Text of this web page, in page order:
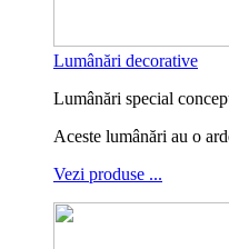
Lumânări decorative
Lumânări special
Aceste lumânări au o
Vezi produse ...